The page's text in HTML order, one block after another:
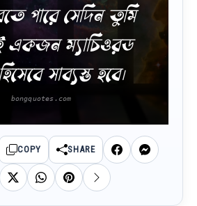
পারে সেদিন তুমি
একজন ম্যাচিওরড
সাব্যস্ত হবে।
COPY SHARE